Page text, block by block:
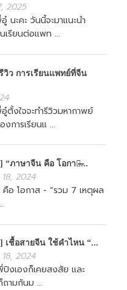
2025
นะคะ วันนี้จะมาแนะนำ
รียนต่อแพท ...
วิว การเรียนแพทย์ที่จีน
ตั้งใจจะทำรีวิวมหากาพย์
งการเรียนแ ...
“ภาษาจีน คือ โอกาส̶...
2024
อ โอกาส - “รวม 7 เหตุผล
เชื้อสายจีน ใช้คำไหน “...
2024
งเองก็เคยสงสัย และ
ามกันม ...